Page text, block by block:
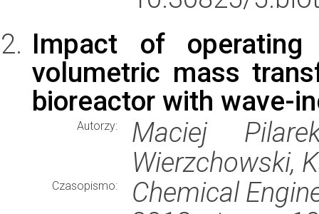
Impact of
volumetric mass
bioreactor with wave-
Autorzy:
Maciej
Wierzchowski,
Czasopismo:
Chemical